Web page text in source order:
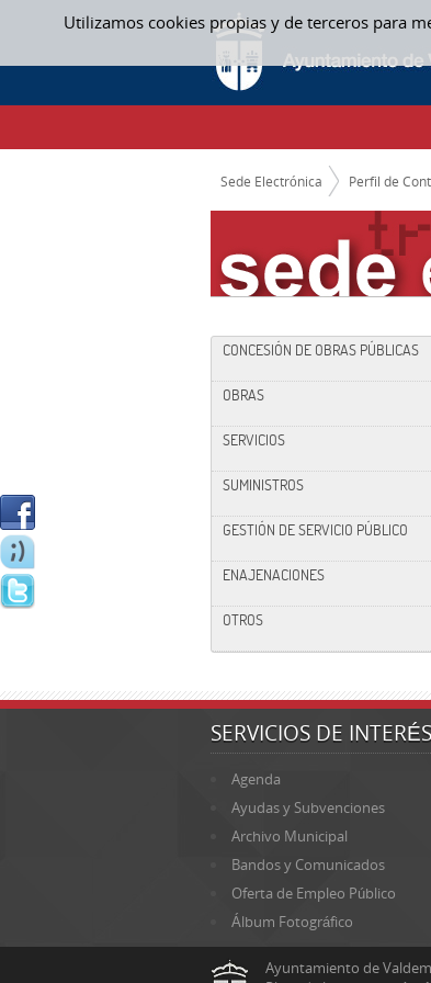
Utilizamos cookies propias y de terceros para
Saltar al contenido
CONCESIÓN DE OBRAS PÚBLICAS
CAMINO DE MIGAS
Sede Electrónica Perfil de
CONCESIÓN DE OBRAS PÚBLICAS
OBRAS
SERVICIOS
SUMINISTROS
GESTIÓN DE SERVICIO PÚBLICO
ENAJENACIONES
OTROS
SERVICIOS DE INTERÉS
Agenda
Ayudas y Subvenciones
Archivo Municipal
Bandos y Comunicados
Oferta de Empleo Público
Álbum Fotográfico
Ayuntamiento de